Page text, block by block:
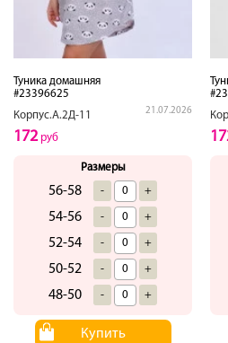
Туника домашняя
#23396625
Корпус.А.2Д-11
21.07.2026
172руб
Размеры
56-58 - +
54-56 - +
52-54 - +
50-52 - +
48-50 - +
Купить